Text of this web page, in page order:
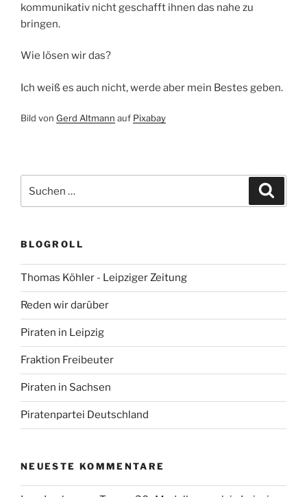
kommunikativ nicht geschafft ihnen das nahe zu
bringen.
Wie lösen wir das?
Ich weiß es auch nicht, werde aber mein Bestes geben.
Bild von Gerd Altmann auf Pixabay
nach:
BLOGROLL
Thomas Köhler - Leipziger Zeitung
Reden wir darüber
Piraten in Leipzig
Fraktion Freibeuter
Piraten in Sachsen
Piratenpartei Deutschland
NEUESTE KOMMENTARE